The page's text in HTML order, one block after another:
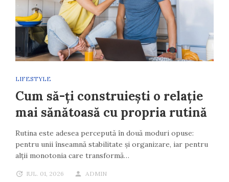
LIFESTYLE
Cum să-ți construiești o relație
mai sănătoasă cu propria rutină
Rutina este adesea percepută în două moduri opuse:
pentru unii înseamnă stabilitate și organizare, iar pentru
alții monotonia care transformă…
IUL. 01, 2026 ADMIN